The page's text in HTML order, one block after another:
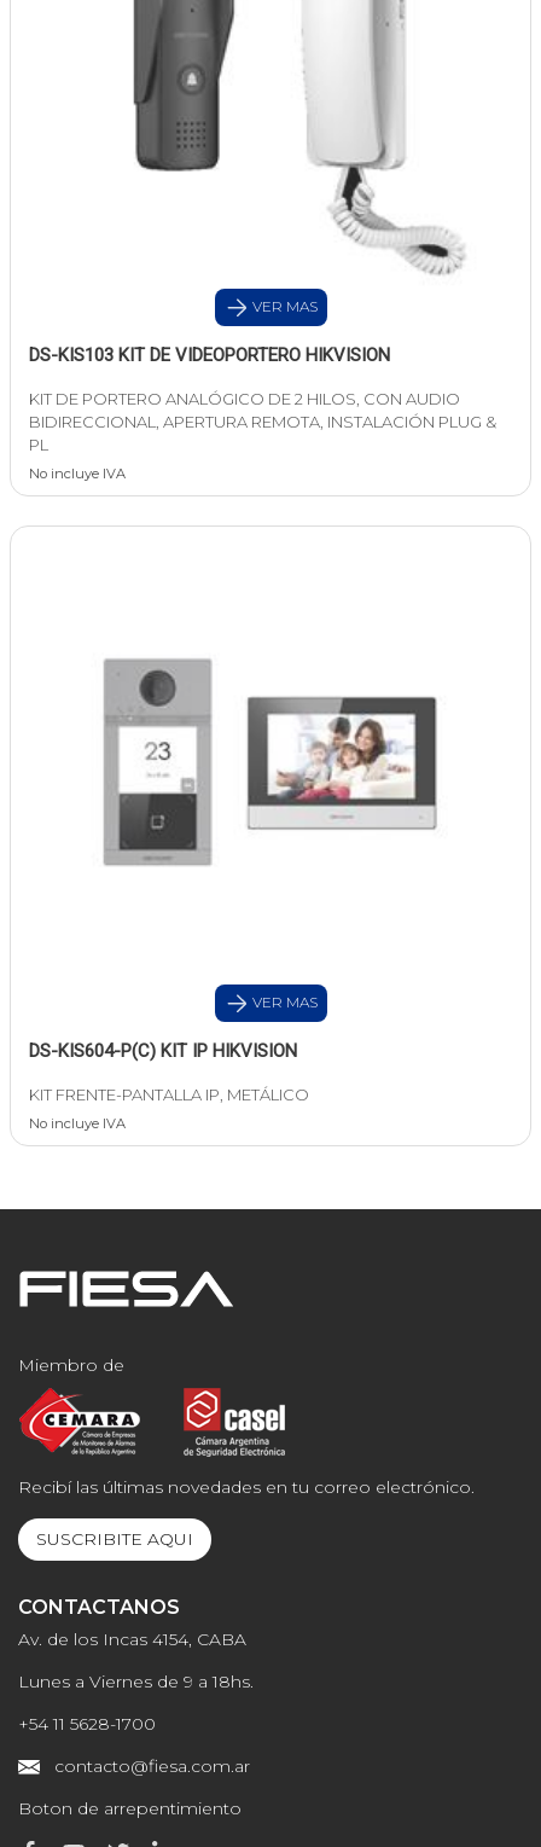
VER MAS
DS-KIS103 KIT DE VIDEOPORTERO HIKVISION
KIT DE PORTERO ANALÓGICO DE 2 HILOS, CON AUDIO
BIDIRECCIONAL, APERTURA REMOTA, INSTALACIÓN PLUG &
PL
No incluye IVA
VER MAS
DS-KIS604-P(C) KIT IP HIKVISION
KIT FRENTE-PANTALLA IP, METÁLICO
No incluye IVA
Miembro de
Recibí las últimas novedades en tu correo electrónico.
SUSCRIBITE AQUI
CONTACTANOS
Av. de los Incas 4154, CABA
Lunes a Viernes de 9 a 18hs.
+54 11 5628-1700
contacto@fiesa.com.ar
Boton de arrepentimiento